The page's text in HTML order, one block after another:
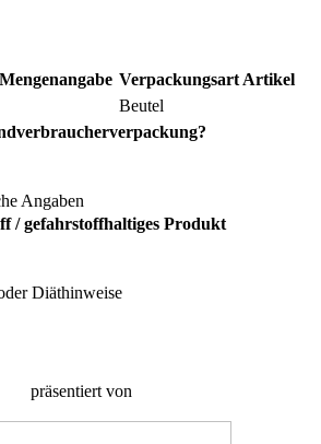
Verpackungsart Artikel
Beutel
Angaben
/ gefahrstoffhaltiges Produkt
Diäthinweise
präsentiert von